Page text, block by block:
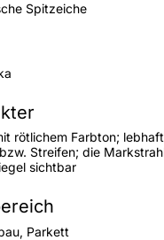
Spitzeiche
rötlichem Farbton;
Streifen; die
sichtbar
Parkett